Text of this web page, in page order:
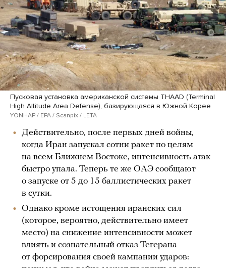
Пусковая установка американской системы THAAD (Terminal
High Altitude Area Defense), базирующаяся в Южной Корее
YONHAP / EPA / Scanpix / LETA
Действительно, после первых дней войны,
когда Иран запускал сотни ракет по целям
на всем Ближнем Востоке, интенсивность атак
быстро упала. Теперь те же ОАЭ сообщают
о запуске от 5 до 15 баллистических ракет
в сутки.
Однако кроме истощения иранских сил
(которое, вероятно, действительно имеет
место) на снижение интенсивности может
влиять и сознательный отказ Тегерана
от форсирования своей кампании ударов: